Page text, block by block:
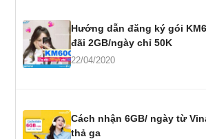
Hướng dẫn đăng ký gói
đãi 2GB/ngày chỉ 50K
22/04/2020
Cách nhận 6GB/ ngày từ
thả ga